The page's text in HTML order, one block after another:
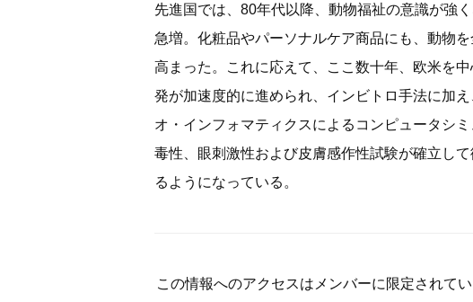
先進国では、80年代以降、動物福祉の意識が強
急増。化粧品やパーソナルケア商品にも、動物
高まった。これに応えて、ここ数十年、欧米を
発が加速度的に進められ、インビトロ手法に加
オ・インフォマティクスによるコンピュータシ
毒性、眼刺激性および皮膚感作性試験が確立し
るようになっている。
この情報へのアクセスはメンバーに限定されて